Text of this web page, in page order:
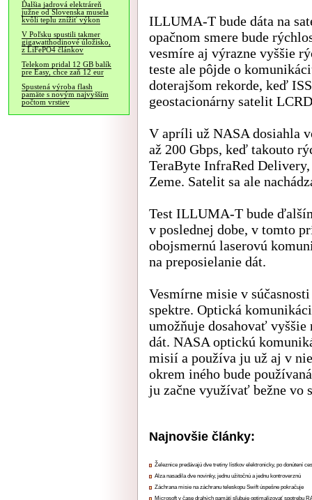
Ďalšia jadrová elektráreň
južne od Slovenska musela
kvôli teplu znížiť výkon
V Poľsku spustili takmer
gigawatthodinové úložisko,
z LiFePO4 článkov
Telekom pridal 12 GB balík
pre Easy, chce zaň 12 eur
Spustená výroba flash
pamäte s novým najvyšším
počtom vrstiev
ILLUMA-T bude dáta na
opačnom smere bude
vesmíre aj výrazne vyššie
teste ale pôjde o
doterajšom rekorde, keď
geostacionárny satelit
V apríli už NASA dosiahla
až 200 Gbps, keď takouto
TeraByte InfraRed
Zeme. Satelit sa ale
Test ILLUMA-T bude
v poslednej dobe, v tomto
obojsmernú laserovú
na preposielanie dát.
Vesmírne misie v
spektre. Optická
umožňuje dosahovať
dát. NASA optickú
misií a používa ju už aj v
okrem iného bude
ju začne využívať bežne vo
Najnovšie články:
Železnice predávajú dve tretiny lístkov elektronicky, po donútení
Alza nasadila dve novinky, jednu užitočnú a jednu kontroverznú
Záchrana misie na záchranu teleskopu Swift úspešne pokračuje
Microsoft v čase drahých pamätí sľubuje optimalizovať spotrebu